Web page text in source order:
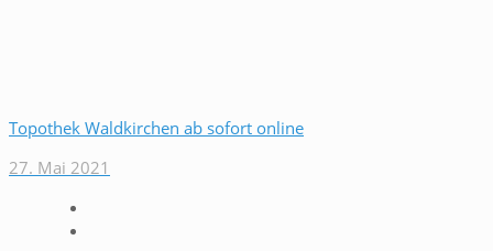
Topothek Waldkirchen ab sofort online
27. Mai 2021